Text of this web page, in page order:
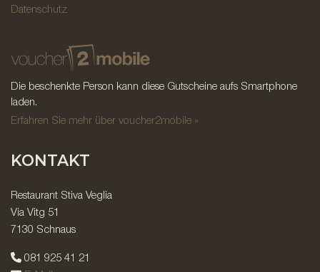
Datenschutz
Die beschenkte Person kann diese Gutscheine aufs Smartphone
laden.
Erfahren Sie mehr über voucher2mobile »
KONTAKT
Restaurant Stiva Veglia
Via Vitg 51
7130 Schnaus
081 925 41 21